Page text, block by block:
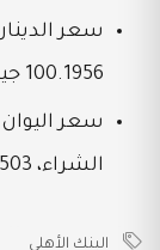
100.1956 جينه مصري، في البيع.
الشراء، 4.4503جنيه مصري، في البيع.
البنك الأهلي